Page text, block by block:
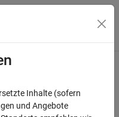
information?
Inhalte (sofern
und Angebote